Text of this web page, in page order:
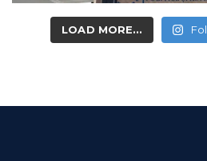
LOAD MORE...